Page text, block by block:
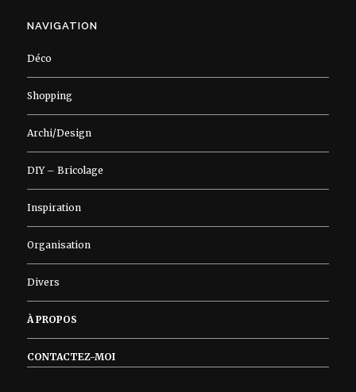
NAVIGATION
Déco
Shopping
Archi/Design
DIY – Bricolage
Inspiration
Organisation
Divers
À PROPOS
CONTACTEZ-MOI